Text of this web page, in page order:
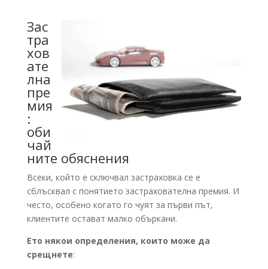
Зас
тра
хов
ате
лна
пре
мия
:
оби
чай
ните обяснения
Всеки, който е сключвал застраховка се е
сблъсквал с понятието застрахователна премия. И
често, особено когато го чуят за първи път,
клиентите остават малко объркани.
Ето някои определения, които може да
срещнете: